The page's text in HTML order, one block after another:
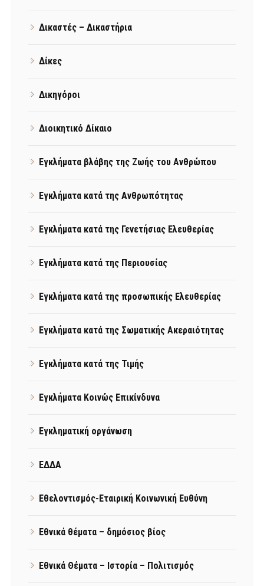
Δικαστές – Δικαστήρια
Δίκες
Δικηγόροι
Διοικητικό Δίκαιο
Εγκλήματα βλάβης της Ζωής του Ανθρώπου
Εγκλήματα κατά της Ανθρωπότητας
Εγκλήματα κατά της Γενετήσιας Ελευθερίας
Εγκλήματα κατά της Περιουσίας
Εγκλήματα κατά της προσωπικής Ελευθερίας
Εγκλήματα κατά της Σωματικής Ακεραιότητας
Εγκλήματα κατά της Τιμής
Εγκλήματα Κοινώς Επικίνδυνα
Εγκληματική οργάνωση
ΕΔΔΑ
Εθελοντισμός-Εταιρική Κοινωνική Ευθύνη
Εθνικά θέματα – δημόσιος βίος
Εθνικά Θέματα – Ιστορία – Πολιτισμός